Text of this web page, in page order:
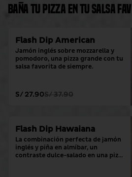
Baña tu pizza en tu salsa fav
Flash Dip American
Jamón inglés sobre mozzarella y
pomodoro, una pizza grande con tu
salsa favorita de siempre.
S/ 27.90S/ 37.90
Flash Dip Hawaiana
La combinación perfecta de jamón
inglés y piña en almíbar, un
contraste dulce-salado en una pizza